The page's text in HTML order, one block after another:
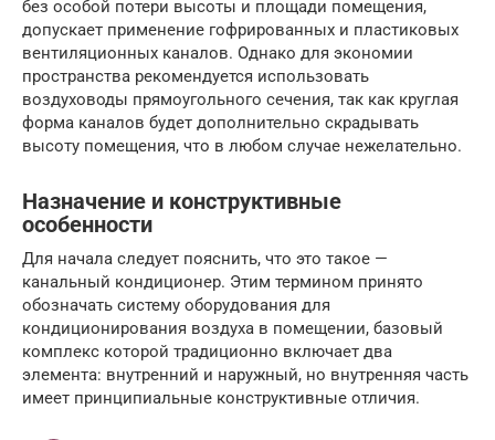
без особой потери высоты и площади помещения,
допускает применение гофрированных и пластиковых
вентиляционных каналов. Однако для экономии
пространства рекомендуется использовать
воздуховоды прямоугольного сечения, так как круглая
форма каналов будет дополнительно скрадывать
высоту помещения, что в любом случае нежелательно.
Назначение и конструктивные
особенности
Для начала следует пояснить, что это такое —
канальный кондиционер. Этим термином принято
обозначать систему оборудования для
кондиционирования воздуха в помещении, базовый
комплекс которой традиционно включает два
элемента: внутренний и наружный, но внутренняя часть
имеет принципиальные конструктивные отличия.